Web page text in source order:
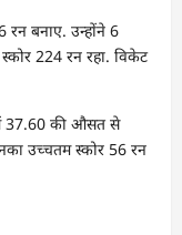
बनाए. उन्होंने 6
224 रन रहा. विकेट
37.60 की औसत से
उच्चतम स्कोर 56 रन